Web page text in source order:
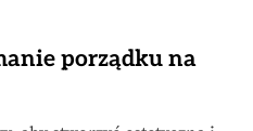
porządku na